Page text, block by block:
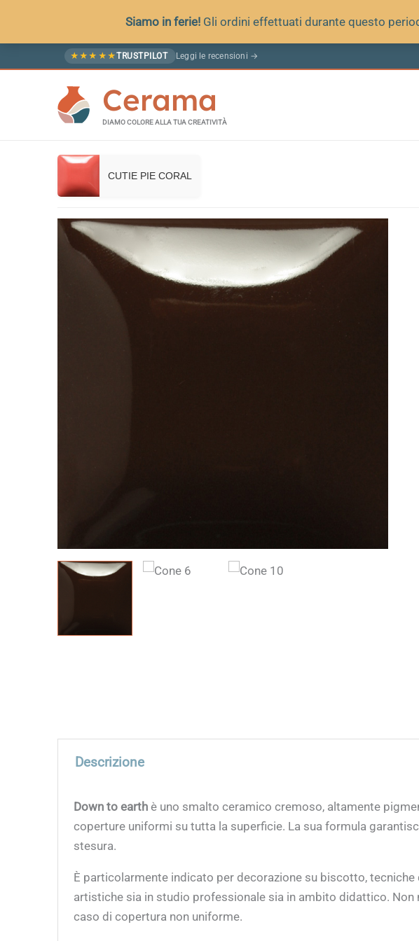
Siamo in ferie! Gli ordini effettuati durante questo
al
★ ★ ★ ★ ★TRUSTPILOT Leggi le recensioni →
Cerama
DIAMO COLORE ALLA TUA CREATIVITÀ
CUTIE PIE CORAL
Descrizione
Down to earthè uno smalto ceramico cremoso, altamente
coperture uniformi su tutta la superficie. La sua formula
stesura.
È particolarmente indicato per decorazione su biscotto,
artistiche sia in studio professionale sia in ambito didattico.
caso di copertura non uniforme.